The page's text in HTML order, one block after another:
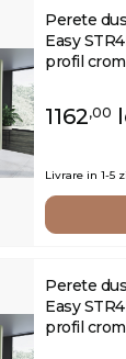
Perete
Easy
profil
1162,00
Livrare in 1-5
Perete
Easy
profil